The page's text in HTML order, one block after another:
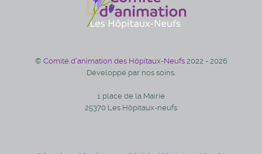
© Comité d'animation des Hôpitaux-Neufs 2022 - 2026
Développé par nos soins.
1 place de la Mairie
25370 Les Hôpitaux-neufs